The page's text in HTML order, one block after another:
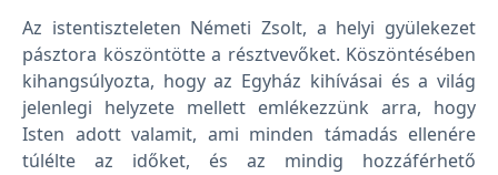
Az istentiszteleten Németi Zsolt, a helyi gyülekezet
pásztora köszöntötte a résztvevőket. Köszöntésében
kihangsúlyozta, hogy az Egyház kihívásai és a világ
jelenlegi helyzete mellett emlékezzünk arra, hogy
Isten adott valamit, ami minden támadás ellenére
túlélte az időket, és az mindig hozzáférhető